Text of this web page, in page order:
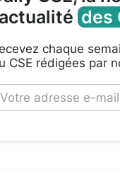
des
chaque
CSE rédigées par